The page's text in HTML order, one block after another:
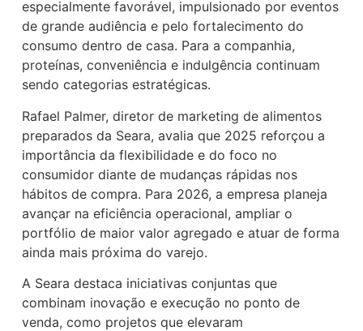
especialmente favorável, impulsionado por eventos
de grande audiência e pelo fortalecimento do
consumo dentro de casa. Para a companhia,
proteínas, conveniência e indulgência continuam
sendo categorias estratégicas.
Rafael Palmer, diretor de marketing de alimentos
preparados da Seara, avalia que 2025 reforçou a
importância da flexibilidade e do foco no
consumidor diante de mudanças rápidas nos
hábitos de compra. Para 2026, a empresa planeja
avançar na eficiência operacional, ampliar o
portfólio de maior valor agregado e atuar de forma
ainda mais próxima do varejo.
A Seara destaca iniciativas conjuntas que
combinam inovação e execução no ponto de
venda, como projetos que elevaram